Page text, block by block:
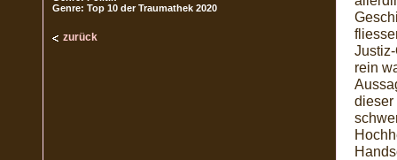
Genre: Top 10 der Traumathek 2020
zurück
rein
dieser